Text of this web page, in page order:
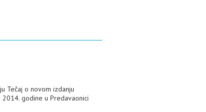
Tečaj o novom izdanju
2014. godine u Predavaonici